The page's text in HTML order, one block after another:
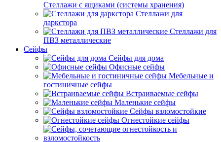
Стеллажи с ящиками (системы хранения)
Стеллажи для
даркстора
Стеллажи для
ПВЗ металлические
Сейфы
Сейфы для дома
Офисные сейфы
Мебельные и
гостиничные сейфы
Встраиваемые сейфы
Маленькие сейфы
Сейфы взломостойкие
Огнестойкие сейфы